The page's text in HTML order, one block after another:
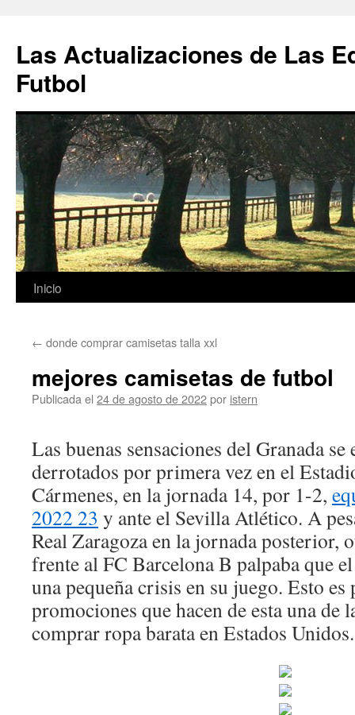
Las Actualizaciones de Las
Futbol
Saltar
contenido
Inicio
← donde comprar camisetas talla xxl
mejores camisetas de futbol
Publicada el 24 de agosto de 2022por istern
Las buenas sensaciones del Granada
derrotados por primera vez en el
Cármenes, en la jornada 14, por 1-2,
2022 23 y ante el Sevilla Atlético. A
Real Zaragoza en la jornada posterior,
frente al FC Barcelona B palpaba que
una pequeña crisis en su juego. Esto
promociones que hacen de esta una de
comprar ropa barata en Estados Unidos.